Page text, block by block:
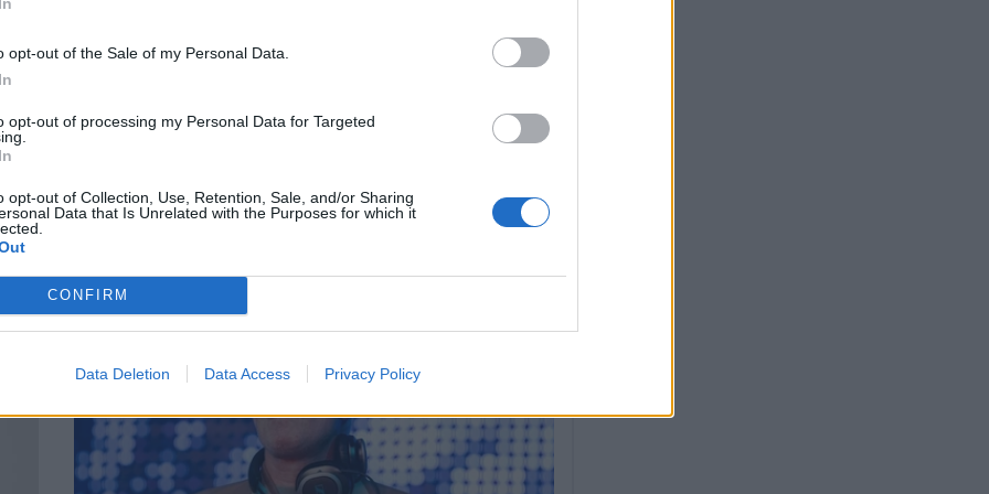
opt-out of the Sale of my Personal Data.
opt-out of processing my Personal Data for Targeted
opt-out of Collection, Use, Retention, Sale, and/or Sharing
Data that Is Unrelated with the Purposes for which it
CONFIRM
Data Deletion Data Access Privacy Policy
ο
Πέθανε ο σπουδαίος ερμηνευτής Λάκης